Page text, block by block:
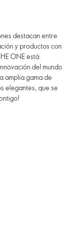
destacan entre
y productos con
ONE está
del mundo
amplia gama de
elegantes, que se